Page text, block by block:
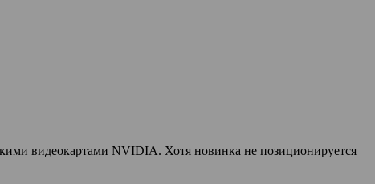
видеокартами NVIDIA. Хотя новинка не позиционируется